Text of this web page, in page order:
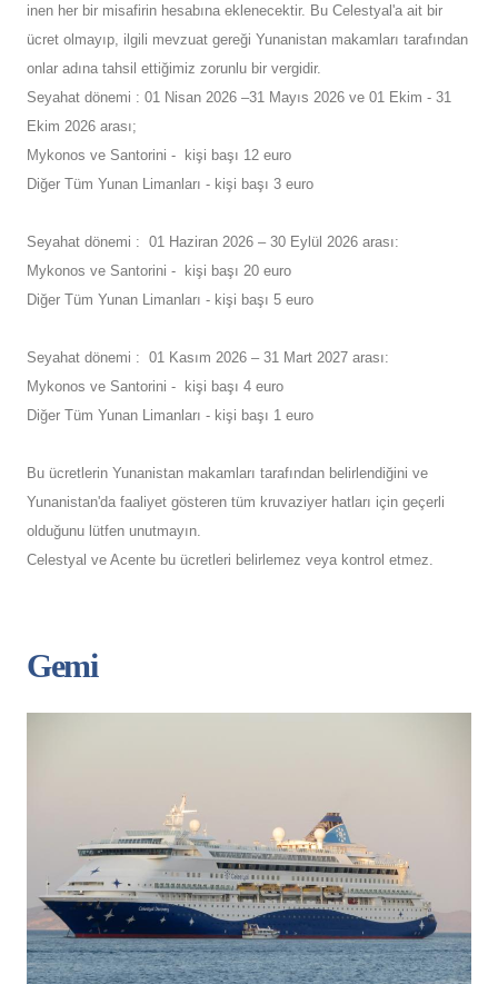
inen her bir misafirin hesabına eklenecektir. Bu Celestyal'a ait bir
ücret olmayıp, ilgili mevzuat gereği Yunanistan makamları tarafından
onlar adına tahsil ettiğimiz zorunlu bir vergidir.
Seyahat dönemi : 01 Nisan 2026 –31 Mayıs 2026 ve 01 Ekim - 31
Ekim 2026 arası;
Mykonos ve Santorini - kişi başı 12 euro
Diğer Tüm Yunan Limanları - kişi başı 3 euro
Seyahat dönemi : 01 Haziran 2026 – 30 Eylül 2026 arası:
Mykonos ve Santorini - kişi başı 20 euro
Diğer Tüm Yunan Limanları - kişi başı 5 euro
Seyahat dönemi : 01 Kasım 2026 – 31 Mart 2027 arası:
Mykonos ve Santorini - kişi başı 4 euro
Diğer Tüm Yunan Limanları - kişi başı 1 euro
Bu ücretlerin Yunanistan makamları tarafından belirlendiğini ve
Yunanistan'da faaliyet gösteren tüm kruvaziyer hatları için geçerli
olduğunu lütfen unutmayın.
Celestyal ve Acente bu ücretleri belirlemez veya kontrol etmez.
Gemi